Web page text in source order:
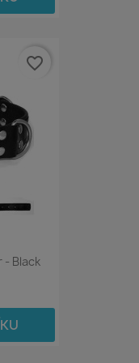
- Black
favorite_border